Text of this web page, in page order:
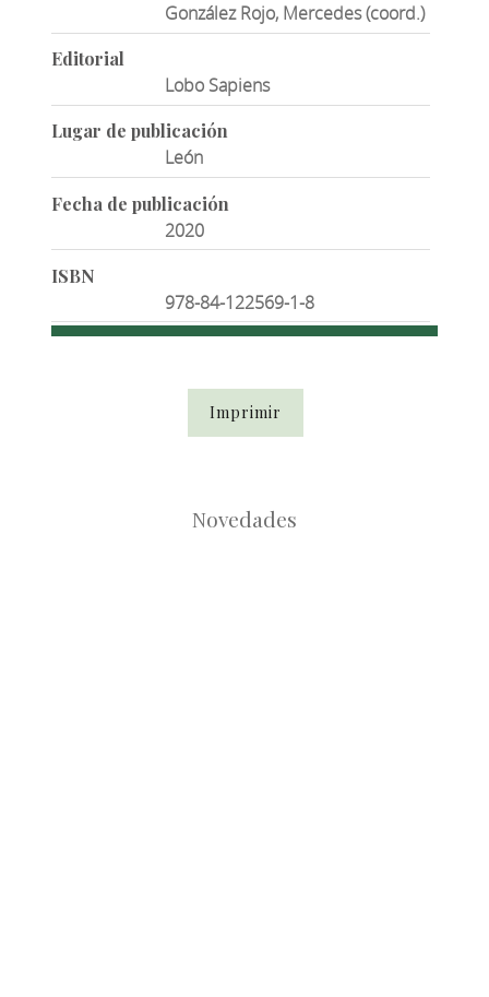
González Rojo, Mercedes (coord.)
Editorial
Lobo Sapiens
Lugar de publicación
León
Fecha de publicación
2020
ISBN
978-84-122569-1-8
Imprimir
Novedades